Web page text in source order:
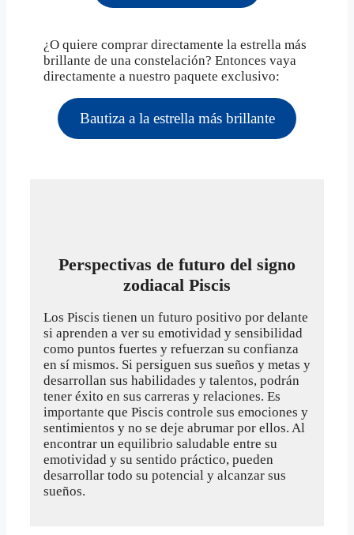
¿O quiere comprar directamente la estrella más
brillante de una constelación? Entonces vaya
directamente a nuestro paquete exclusivo:
Bautiza a la estrella más brillante
Perspectivas de futuro del signo
zodiacal Piscis
Los Piscis tienen un futuro positivo por delante
si aprenden a ver su emotividad y sensibilidad
como puntos fuertes y refuerzan su confianza
en sí mismos. Si persiguen sus sueños y metas y
desarrollan sus habilidades y talentos, podrán
tener éxito en sus carreras y relaciones. Es
importante que Piscis controle sus emociones y
sentimientos y no se deje abrumar por ellos. Al
encontrar un equilibrio saludable entre su
emotividad y su sentido práctico, pueden
desarrollar todo su potencial y alcanzar sus
sueños.